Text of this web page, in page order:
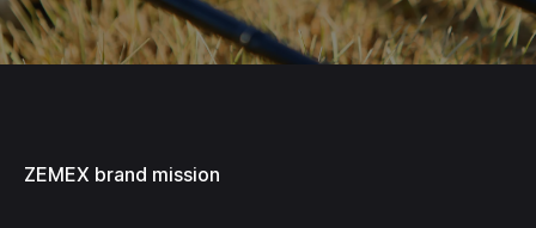
ZEMEX brand mission